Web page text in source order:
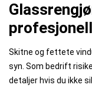
Skitne og fettete
syn. Som bedrift
detaljer hvis du ikke